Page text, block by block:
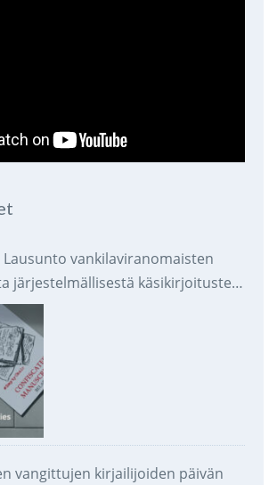
Lausunto vankilaviranomaisten
järjestelmällisestä käsikirjoitusten
ja tuhoamisesta
vangittujen kirjailijoiden päivän